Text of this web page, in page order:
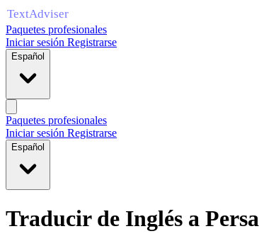
Paquetes profesionales
Iniciar sesión Registrarse
Español
Paquetes profesionales
Iniciar sesión Registrarse
Español
Traducir de Inglés a Persa